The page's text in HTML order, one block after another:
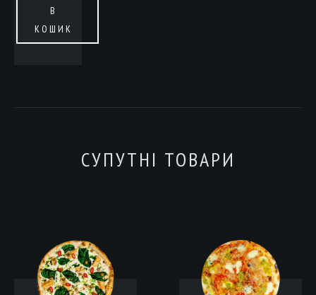
В
КОШИК
СУПУТНІ ТОВАРИ